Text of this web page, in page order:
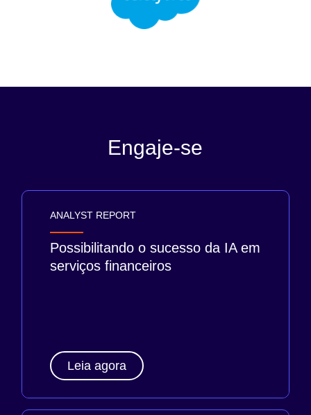
Engaje-se
ANALYST REPORT
Possibilitando o sucesso da IA em
serviços financeiros
Leia agora